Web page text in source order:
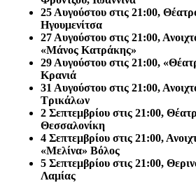
25 Αυγούστου στις 21:00,
Ηγουμενίτσα
27 Αυγούστου στις 21:00,
«Μάνος Κατράκης»
29 Αυγούστου στις 21:00,
Κρανιά
31 Αυγούστου στις 21:00,
Τρικάλων
2 Σεπτεμβρίου στις 21:00,
Θεσσαλονίκη
4 Σεπτεμβρίου στις 21:00,
«Μελίνα» Βόλος
5 Σεπτεμβρίου στις 21:00,
Λαμίας